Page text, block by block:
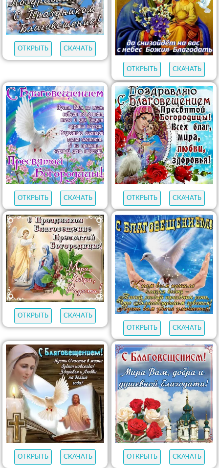
ОТКРЫТЬ СКАЧАТЬ
ОТКРЫТЬ СКАЧАТЬ
ОТКРЫТЬ СКАЧАТЬ ОТКРЫТЬ СКАЧАТЬ
ОТКРЫТЬ
СКАЧАТЬ
ОТКРЫТЬ
СКАЧАТЬ
ОТКРЫТЬ СКАЧАТЬ ОТКРЫТЬ СКАЧАТЬ